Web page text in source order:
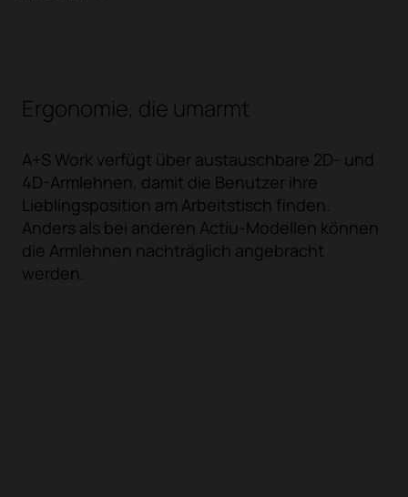
Ergonomie, die umarmt
A+S Work verfügt über austauschbare 2D- und
4D-Armlehnen, damit die Benutzer ihre
Lieblingsposition am Arbeitstisch finden.
Anders als bei anderen Actiu-Modellen können
die Armlehnen nachträglich angebracht
werden.